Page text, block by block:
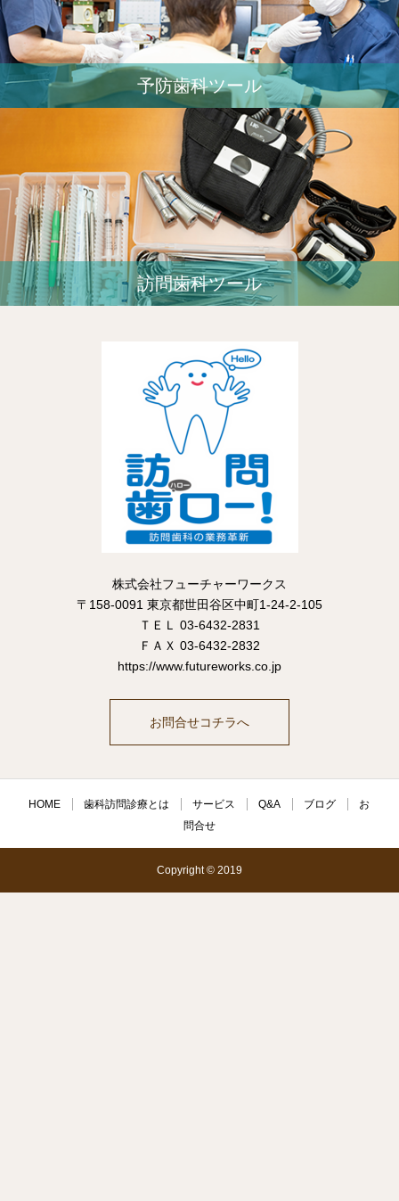
予防歯科ツール
訪問歯科ツール
株式会社フューチャーワークス
〒158-0091 東京都世田谷区中町1-24-2-105
ＴＥＬ 03-6432-2831
ＦＡＸ 03-6432-2832
https://www.futureworks.co.jp
お問合せコチラへ
HOME 歯科訪問診療とは サービス Q&A ブログ
お
問合せ
Copyright © 2019